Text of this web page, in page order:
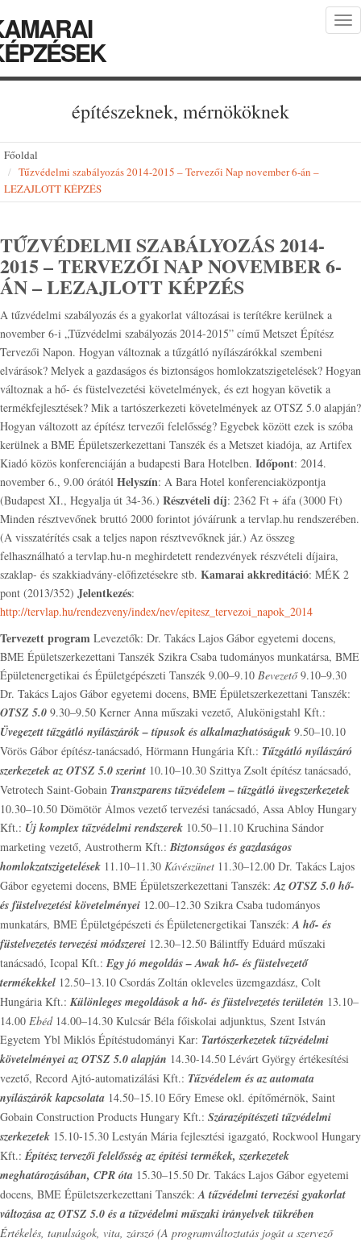
építészeknek, mérnököknek
Főoldal
Tűzvédelmi szabályozás 2014-2015 – Tervezői Nap november 6-án –
LEZAJLOTT KÉPZÉS
TŰZVÉDELMI SZABÁLYOZÁS 2014-
2015 – TERVEZŐI NAP NOVEMBER 6-
ÁN – LEZAJLOTT KÉPZÉS
A tűzvédelmi szabályozás és a gyakorlat változásai is terítékre kerülnek a
november 6-i „Tűzvédelmi szabályozás 2014-2015” című Metszet Építész
Tervezői Napon. Hogyan változnak a tűzgátló nyílászárókkal szembeni
elvárások? Melyek a gazdaságos és biztonságos homlokzatszigetelések? Hogyan
változnak a hő- és füstelvezetési követelmények, és ezt hogyan követik a
termékfejlesztések? Mik a tartószerkezeti követelmények az OTSZ 5.0 alapján?
Hogyan változott az építész tervezői felelősség? Egyebek között ezek is szóba
kerülnek a BME Épületszerkezettani Tanszék és a Metszet kiadója, az Artifex
Kiadó közös konferenciáján a budapesti Bara Hotelben. Időpont: 2014.
november 6., 9.00 órától Helyszín: A Bara Hotel konferenciaközpontja
(Budapest XI., Hegyalja út 34-36.) Részvételi díj: 2362 Ft + áfa (3000 Ft)
Minden résztvevőnek bruttó 2000 forintot jóváírunk a tervlap.hu rendszerében.
(A visszatérítés csak a teljes napon résztvevőknek jár.) Az összeg
felhasználható a tervlap.hu-n meghirdetett rendezvények részvételi díjaira,
szaklap- és szakkiadvány-előfizetésekre stb. Kamarai akkreditáció: MÉK 2
pont (2013/352) Jelentkezés:
http://tervlap.hu/rendezveny/index/nev/epitesz_tervezoi_napok_2014
Tervezett program Levezetők: Dr. Takács Lajos Gábor egyetemi docens,
BME Épületszerkezettani Tanszék Szikra Csaba tudományos munkatársa, BME
Épületenergetikai és Épületgépészeti Tanszék 9.00–9.10 Bevezető9.10–9.30
Dr. Takács Lajos Gábor egyetemi docens, BME Épületszerkezettani Tanszék:
OTSZ 5.0 9.30–9.50 Kerner Anna műszaki vezető, Alukönigstahl Kft.:
Üvegezett tűzgátló nyílászárók – típusok és alkalmazhatóságuk 9.50–10.10
Vörös Gábor építész-tanácsadó, Hörmann Hungária Kft.: Tűzgátló nyílászáró
szerkezetek az OTSZ 5.0 szerint 10.10–10.30 Szittya Zsolt építész tanácsadó,
Vetrotech Saint-Gobain Transzparens tűzvédelem – tűzgátló üvegszerkezetek
10.30–10.50 Dömötör Álmos vezető tervezési tanácsadó, Assa Abloy Hungary
Kft.: Új komplex tűzvédelmi rendszerek 10.50–11.10 Kruchina Sándor
marketing vezető, Austrotherm Kft.:Biztonságos és gazdaságos
homlokzatszigetelések 11.10–11.30 Kávészünet 11.30–12.00 Dr. Takács Lajos
Gábor egyetemi docens, BME Épületszerkezettani Tanszék:Az OTSZ 5.0 hő-
és füstelvezetési követelményei 12.00–12.30 Szikra Csaba tudományos
munkatárs, BME Épületgépészeti és Épületenergetikai Tanszék:A hő- és
füstelvezetés tervezési módszerei 12.30–12.50 Bálintffy Eduárd műszaki
tanácsadó, Icopal Kft.:Egy jó megoldás – Awak hő- és füstelvezető
termékekkel 12.50–13.10 Csordás Zoltán okleveles üzemgazdász, Colt
Hungária Kft.: Különleges megoldások a hő- és füstelvezetés területén 13.10–
14.00 Ebéd 14.00–14.30 Kulcsár Béla főiskolai adjunktus, Szent István
Egyetem Ybl Miklós Építéstudományi Kar: Tartószerkezetek tűzvédelmi
követelményei az OTSZ 5.0 alapján 14.30-14.50 Lévárt György értékesítési
vezető, Record Ajtó-automatizálási Kft.: Tűzvédelem és az automata
nyílászárók kapcsolata 14.50–15.10 Eőry Emese okl. építőmérnök, Saint
Gobain Construction Products Hungary Kft.: Szárazépítészeti tűzvédelmi
szerkezetek 15.10-15.30 Lestyán Mária fejlesztési igazgató, Rockwool Hungary
Kft.:Építész tervezői felelősség az építési termékek, szerkezetek
meghatározásában, CPR óta 15.30–15.50 Dr. Takács Lajos Gábor egyetemi
docens, BME Épületszerkezettani Tanszék:A tűzvédelmi tervezési gyakorlat
változása az OTSZ 5.0 és a tűzvédelmi műszaki irányelvek tükrében
Értékelés, tanulságok, vita, zárszó (A programváltoztatás jogát a szervező